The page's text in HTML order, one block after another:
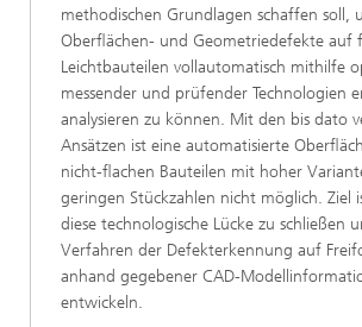
methodischen Grundlagen schaffen soll,
Oberﬂächen- und Geometriedefekte auf
Leichtbauteilen vollautomatisch mithilfe
messender und prüfender Technologien
analysieren zu können. Mit den bis dato
Ansätzen ist eine automatisierte
nicht-ﬂachen Bauteilen mit hoher
geringen Stückzahlen nicht möglich. Ziel
diese technologische Lücke zu schließen
Verfahren der Defekterkennung auf
anhand gegebener CAD-
entwickeln.